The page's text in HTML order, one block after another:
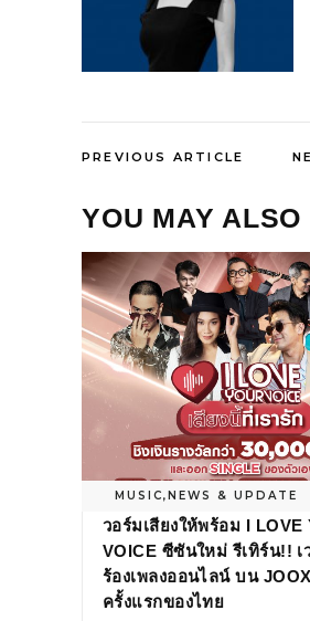
PREVIOUS ARTICLE
YOU MAY ALSO
MUSIC,NEWS & UPDATE
วอร์มเสียงให้พร้อม I LOVE
VOICE ซีซันใหม่ รีเทิร์น!! เ
ร้องเพลงออนไลน์ บน
ครั้งแรกของไทย